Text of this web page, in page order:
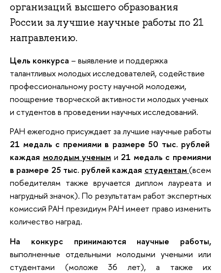
организаций высшего образования
России за лучшие научные работы по 21
направлению.
Цель конкурса – выявление и поддержка
талантливых молодых исследователей, содействие
профессиональному росту научной молодежи,
поощрение творческой активности молодых ученых
и студентов в проведении научных исследований.
РАН ежегодно присуждает за лучшие научные работы
21 медаль с премиями в размере 50 тыс. рублей
каждая молодым ученым и 21 медаль с премиями
в размере 25 тыс. рублей каждая студентам(всем
победителям также вручается диплом лауреата и
нагрудный значок). По результатам работ экспертных
комиссий РАН президиум РАН имеет право изменить
количество наград.
На конкурс принимаются научные работы,
выполненные отдельными молодыми учеными или
студентами (моложе 36 лет), а также их